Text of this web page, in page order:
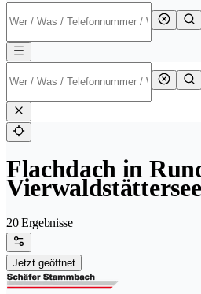
Flachdach in
20 Ergebnisse
Jetzt geöffnet